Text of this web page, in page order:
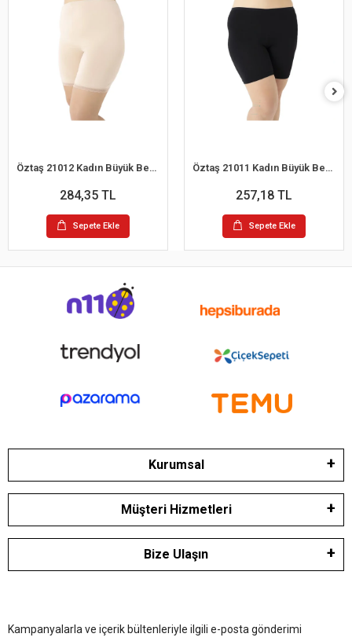
Öztaş 21012 Kadın Büyük Beden Likralı Dantelli Kısa Tayt
284,35 TL
Sepete Ekle
Öztaş 21011 Kadın Büyük Beden Likralı Kısa Tayt
257,18 TL
Sepete Ekle
Kurumsal
Müşteri Hizmetleri
Bize Ulaşın
Kampanyalarla ve içerik bültenleriyle ilgili e-posta gönderimi